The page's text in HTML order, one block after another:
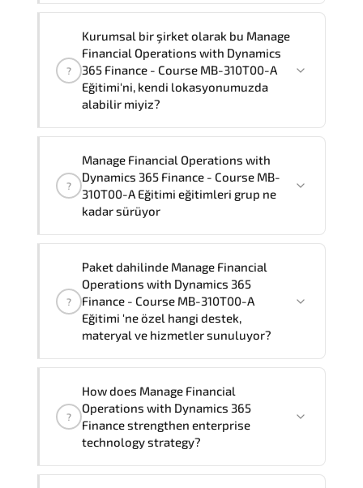
sürmektedir,
Not:Eğitimi şirketiniz bünyesinde almak
isterseniz, toplam eğitim süresi eğitim
sağlayıcısının resmi standartlarına göre
4olacaktır.
Dynamics 365 Finance - Course MB-
310T00-A Eğitimi Türkçe ve İngilizce'nin
yanısıra,Fransızca, Arapça ve
İspanyolcadillerinde de sunabiliyoruz.
memnuniyet duyar.
?
Kurumsal bir şirket olarak bu Manage
Financial Operations with Dynamics
365 Finance - Course MB-310T00-A
Eğitimi'ni, kendi lokasyonumuzda
alabilir miyiz?
eğitmenlerimiz bu eğitimi
şirketinizde
yerinde ve talep etmeniz durumunda
tercih ettiğiniz dilde
fiyatlama için Müşteri Temsilciniz ile
iletişime geçebilirsiniz.
?
Manage Financial Operations with
Dynamics 365 Finance - Course MB-
310T00-A Eğitimi eğitimleri grup ne
kadar sürüyor
Dynamics 365 Finance - Course MB-
310T00-A Eğitimi" eğitimlerimiz grup
eğitimi olarak4gün sürmektedir.
?
Paket dahilinde Manage Financial
Operations with Dynamics 365
Finance - Course MB-310T00-A
Eğitimi 'ne özel hangi destek,
materyal ve hizmetler sunuluyor?
365 Finance - Course MB-310T00-A Eğitimi'nin
paket içeriği şunları kapsar:
Resmi eğitim materyalleri, Eğitmen
?
How does Manage Financial
Operations with Dynamics 365
Finance strengthen enterprise
technology strategy?